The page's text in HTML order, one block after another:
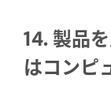
14. 製品
はコンピ